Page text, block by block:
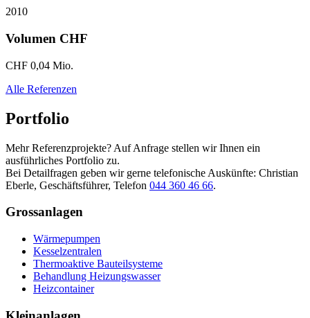
2010
Volumen CHF
CHF 0,04 Mio.
Alle Referenzen
Portfolio
Mehr Referenzprojekte? Auf Anfrage stellen wir Ihnen ein
ausführliches Portfolio zu.
Bei Detailfragen geben wir gerne telefonische Auskünfte: Christian
Eberle, Geschäftsführer, Telefon 044 360 46 66.
Grossanlagen
Wärmepumpen
Kesselzentralen
Thermoaktive Bauteilsysteme
Behandlung Heizungswasser
Heizcontainer